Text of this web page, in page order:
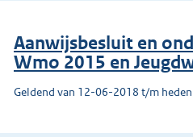
Aanwijsbesluit en
Wmo 2015 en
Geldend van 12-06-2018 t/m heden